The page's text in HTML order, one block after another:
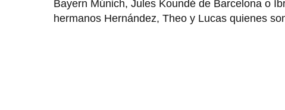
Bayern Múnich, Jules Koundé de Barcelona o
hermanos Hernández, Theo y Lucas quienes